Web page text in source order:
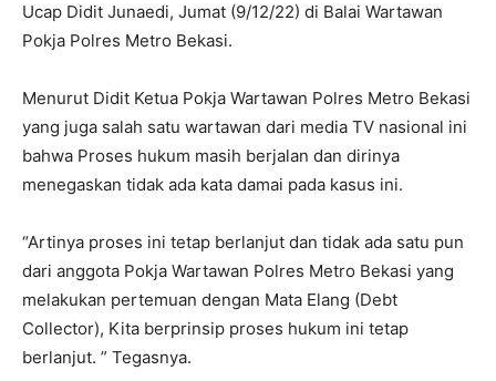
Ucap Didit Junaedi, Jumat (9/12/22) di Balai Wartawan
Pokja Polres Metro Bekasi.
Menurut Didit Ketua Pokja Wartawan Polres Metro Bekasi
yang juga salah satu wartawan dari media TV nasional ini
bahwa Proses hukum masih berjalan dan dirinya
menegaskan tidak ada kata damai pada kasus ini.
“Artinya proses ini tetap berlanjut dan tidak ada satu pun
dari anggota Pokja Wartawan Polres Metro Bekasi yang
melakukan pertemuan dengan Mata Elang (Debt
Collector), Kita berprinsip proses hukum ini tetap
berlanjut. ” Tegasnya.